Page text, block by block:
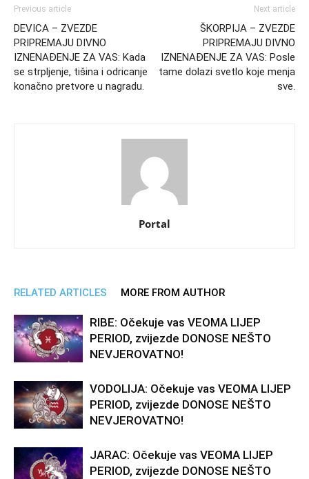
Previous article
DEVICA – ZVEZDE
PRIPREMAJU DIVNO
IZNENAĐENJE ZA VAS: Kada
se strpljenje, tišina i odricanje
konačno pretvore u nagradu.
Next article
ŠKORPIJA – ZVEZDE
PRIPREMAJU DIVNO
IZNENAĐENJE ZA VAS: Posle
tame dolazi svetlo koje menja
sve.
Portal
RELATED ARTICLES MORE FROM AUTHOR
RIBE: Očekuje vas VEOMA LIJEP
PERIOD, zvijezde DONOSE NEŠTO
NEVJEROVATNO!
VODOLIJA: Očekuje vas VEOMA LIJEP
PERIOD, zvijezde DONOSE NEŠTO
NEVJEROVATNO!
JARAC: Očekuje vas VEOMA LIJEP
PERIOD, zvijezde DONOSE NEŠTO